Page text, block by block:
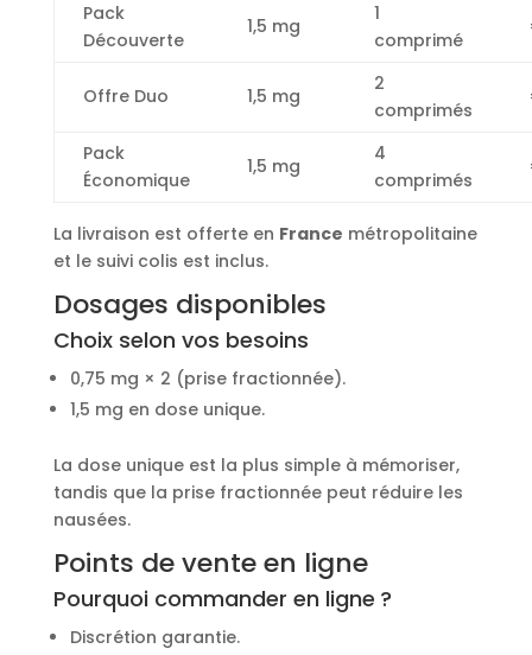
Pack
Découverte
1,5 mg
1
comprimé
Offre Duo 1,5 mg
2
comprimés
Pack
Économique
1,5 mg
4
comprimés
La livraison est offerte en France métropolitaine
et le suivi colis est inclus.
Dosages disponibles
Choix selon vos besoins
0,75 mg × 2 (prise fractionnée).
1,5 mg en dose unique.
La dose unique est la plus simple à mémoriser,
tandis que la prise fractionnée peut réduire les
nausées.
Points de vente en ligne
Pourquoi commander en ligne ?
Discrétion garantie.